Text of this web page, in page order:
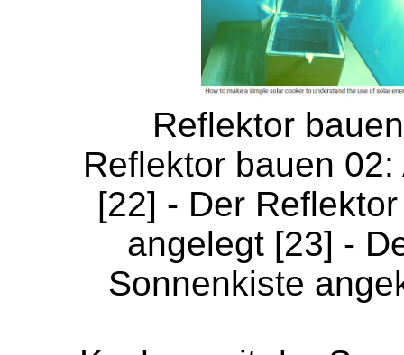
Reflektor
Reflektor bauen
[22] - Der
angelegt [23] -
Sonnenkiste